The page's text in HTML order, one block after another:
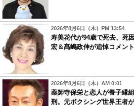
2026年8月6日（木）PM 13:54
寿美花代が94歳で死去、死
宏＆髙嶋政伸が追悼コメン
2026年8月6日（木）AM 0:01
薬師寺保栄と恋人が養子縁
刑。元ボクシング世界王者